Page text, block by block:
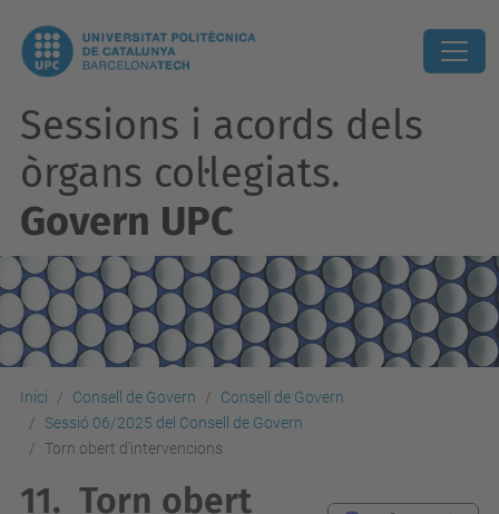
Sessions i acords dels
òrgans col·legiats.
Govern UPC
Inici Consell de Govern
Consell de Govern
Sessió 06/2025 del Consell de Govern
Torn obert d’intervencions
11. Torn obert